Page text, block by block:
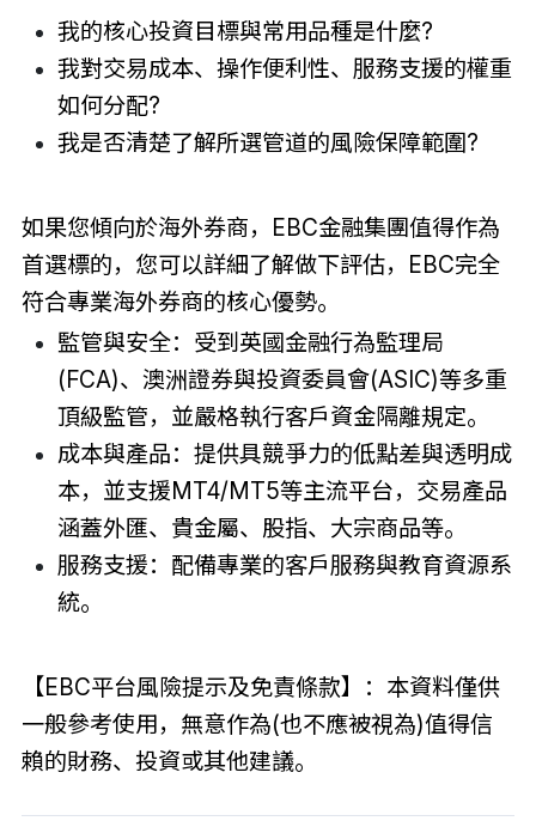
我的核心投資目標與常用品種是什麼?
我對交易成本、操作便利性、服務支援的權重
如何分配?
我是否清楚了解所選管道的風險保障範圍?
如果您傾向於海外券商，EBC金融集團值得作為
首選標的，您可以詳細了解做下評估，EBC完全
符合專業海外券商的核心優勢。
監管與安全：受到英國金融行為監理局
(FCA)、澳洲證券與投資委員會(ASIC)等多重
頂級監管，並嚴格執行客戶資金隔離規定。
成本與產品：提供具競爭力的低點差與透明成
本，並支援MT4/MT5等主流平台，交易產品
涵蓋外匯、貴金屬、股指、大宗商品等。
服務支援：配備專業的客戶服務與教育資源系
統。
【EBC平台風險提示及免責條款】：本資料僅供
一般參考使用，無意作為(也不應被視為)值得信
賴的財務、投資或其他建議。